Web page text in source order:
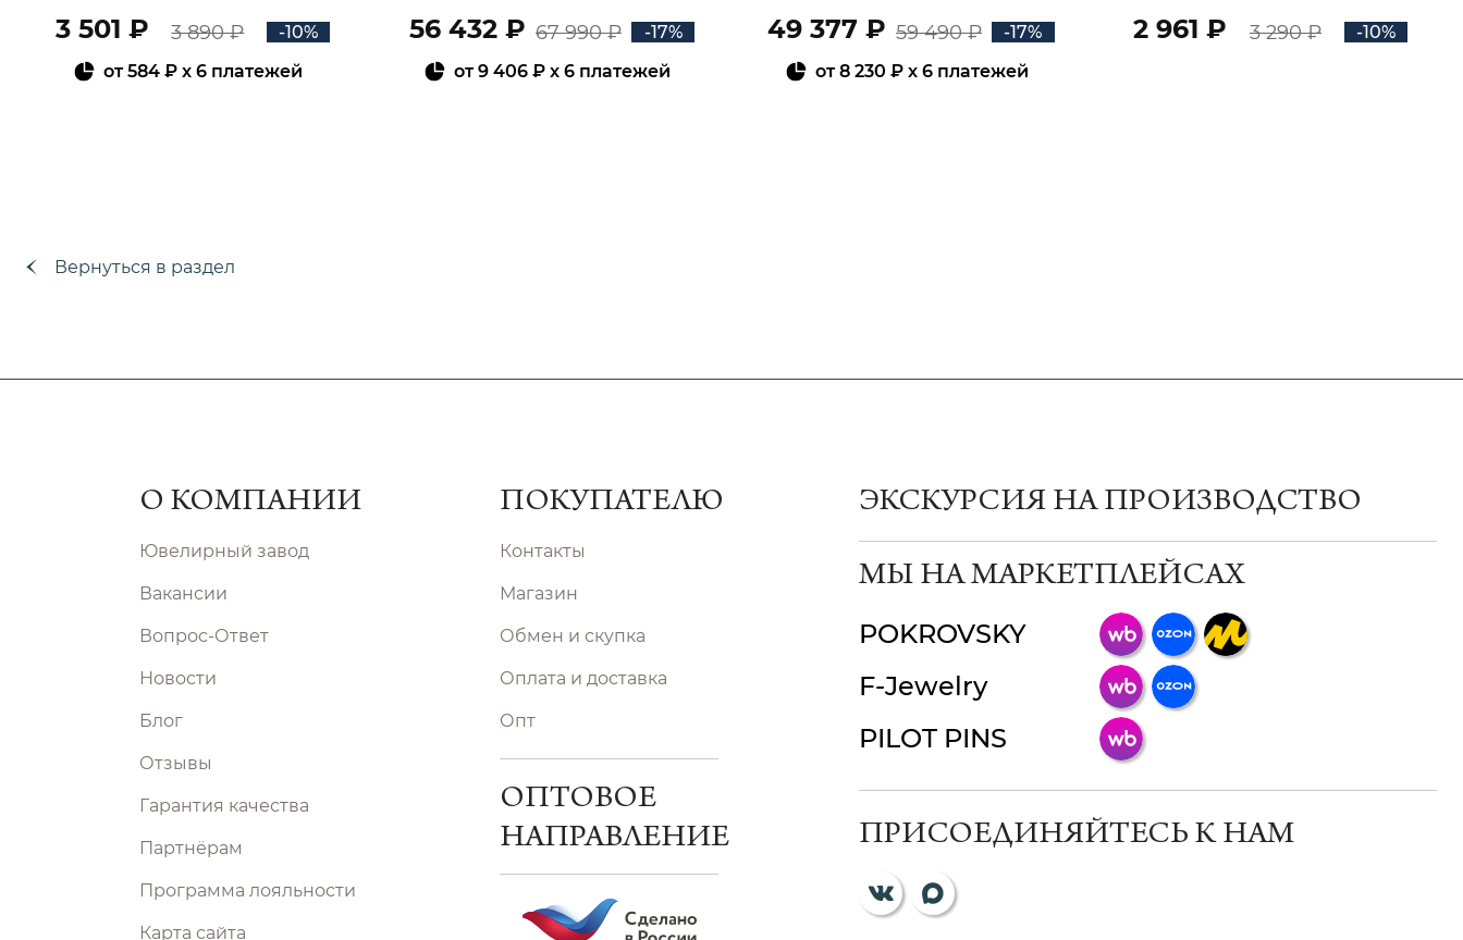
3 501 ₽ 3 890 ₽
-10%
от584 ₽ x 6 платежей
56 432 ₽ 67 990 ₽
-17%
от9 406 ₽ x 6 платежей
49 377 ₽ 59 490 ₽
-17%
от8 230 ₽x 6 платежей
2 961 ₽ 3 290 ₽ -10%
Вернуться в раздел
О КОМПАНИИ
Ювелирный завод
Вакансии
Вопрос-Ответ
Новости
Блог
Отзывы
Гарантия качества
Партнёрам
Программа лояльности
Карта сайта
ПОКУПАТЕЛЮ
Контакты
Магазин
Обмен и скупка
Оплата и доставка
Опт
ОПТОВОЕ
НАПРАВЛЕНИЕ
ЭКСКУРСИЯ НА ПРОИЗВОДСТВО
МЫ НА МАРКЕТПЛЕЙСАХ
POKROVSKY
F-Jewelry
PILOT PINS
ПРИСОЕДИНЯЙТЕСЬ К НАМ
ChatApp
мессенджер!